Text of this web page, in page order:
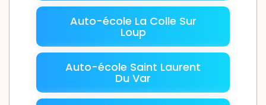
Auto-école La Colle Sur
Loup
Auto-école Saint Laurent
Du Var